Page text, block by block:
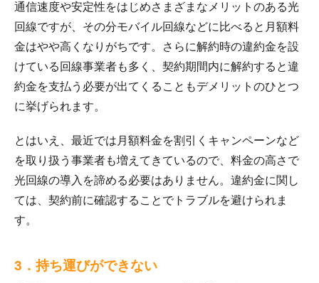
通信速度や安定性をはじめさまざまなメリットのある光
回線ですが、その分モバイル回線などに比べると月額料
金はやや高くなりがちです。さらに解約時の違約金を設
けている回線事業者も多く、契約期間内に解約すると違
約金を支払う必要が出てくることもデメリットのひとつ
に挙げられます。
とはいえ、最近では月額料金を割引くキャンペーンなど
を取り扱う事業者も増えてきているので、料金の高さで
光回線の導入を諦める必要はありません。違約金に関し
ては、契約前に確認することでトラブルを避けられま
す。
3．持ち運びができない